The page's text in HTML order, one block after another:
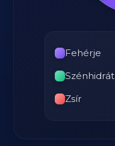
Fehérje
Szénhidrát
Zsír